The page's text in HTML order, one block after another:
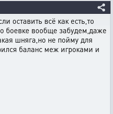
оставить всё как есть,то
боевке вообще забудем,даже
шняга,но не пойму для
баланс меж игроками и